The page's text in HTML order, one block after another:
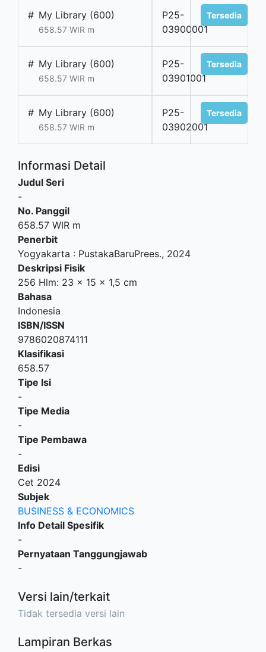
# My Library (600)
658.57 WIR m
P25-
03900001
Tersedia
# My Library (600)
658.57 WIR m
P25-
03901001
Tersedia
# My Library (600)
658.57 WIR m
P25-
03902001
Tersedia
Informasi Detail
Judul Seri
-
No. Panggil
658.57 WIR m
Penerbit
Yogyakarta : PustakaBaruPrees., 2024
Deskripsi Fisik
256 Hlm: 23 x 15 x 1,5 cm
Bahasa
Indonesia
ISBN/ISSN
9786020874111
Klasifikasi
658.57
Tipe Isi
-
Tipe Media
-
Tipe Pembawa
-
Edisi
Cet 2024
Subjek
BUSINESS & ECONOMICS
Info Detail Spesifik
-
Pernyataan Tanggungjawab
-
Versi lain/terkait
Tidak tersedia versi lain
Lampiran Berkas